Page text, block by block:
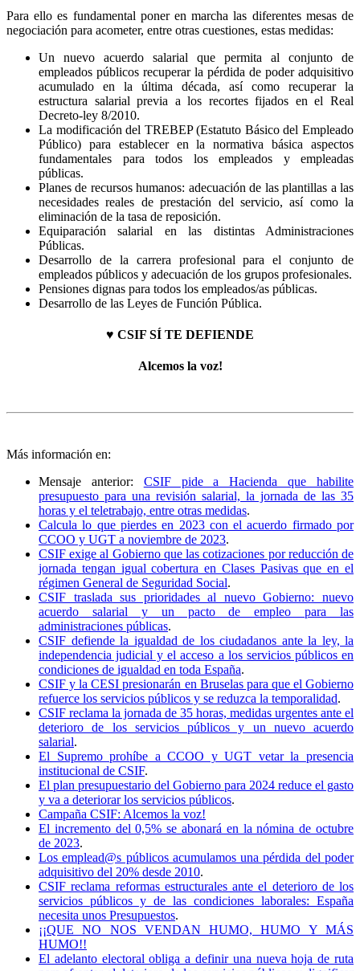
Para ello es fundamental poner en marcha las diferentes mesas de
negociación para acometer, entre otras cuestiones, estas medidas:
Un nuevo acuerdo salarial que permita al conjunto de
empleados públicos recuperar la pérdida de poder adquisitivo
acumulado en la última década, así como recuperar la
estructura salarial previa a los recortes fijados en el Real
Decreto-ley 8/2010.
La modificación del TREBEP (Estatuto Básico del Empleado
Público) para establecer en la normativa básica aspectos
fundamentales para todos los empleados y empleadas
públicas.
Planes de recursos humanos: adecuación de las plantillas a las
necesidades reales de prestación del servicio, así como la
eliminación de la tasa de reposición.
Equiparación salarial en las distintas Administraciones
Públicas.
Desarrollo de la carrera profesional para el conjunto de
empleados públicos y adecuación de los grupos profesionales.
Pensiones dignas para todos los empleados/as públicas.
Desarrollo de las Leyes de Función Pública.
♥ CSIF SÍ TE DEFIENDE
Alcemos la voz!
Más información en:
Mensaje anterior: CSIF pide a Hacienda que habilite
presupuesto para una revisión salarial, la jornada de las 35
horas y el teletrabajo, entre otras medidas.
Calcula lo que pierdes en 2023 con el acuerdo firmado por
CCOO y UGT a noviembre de 2023.
CSIF exige al Gobierno que las cotizaciones por reducción de
jornada tengan igual cobertura en Clases Pasivas que en el
régimen General de Seguridad Social.
CSIF traslada sus prioridades al nuevo Gobierno: nuevo
acuerdo salarial y un pacto de empleo para las
administraciones públicas.
CSIF defiende la igualdad de los ciudadanos ante la ley, la
independencia judicial y el acceso a los servicios públicos en
condiciones de igualdad en toda España.
CSIF y la CESI presionarán en Bruselas para que el Gobierno
refuerce los servicios públicos y se reduzca la temporalidad.
CSIF reclama la jornada de 35 horas, medidas urgentes ante el
deterioro de los servicios públicos y un nuevo acuerdo
salarial.
El Supremo prohíbe a CCOO y UGT vetar la presencia
institucional de CSIF.
El plan presupuestario del Gobierno para 2024 reduce el gasto
y va a deteriorar los servicios públicos.
Campaña CSIF: Alcemos la voz!
El incremento del 0,5% se abonará en la nómina de octubre
de 2023.
Los emplead@s públicos acumulamos una pérdida del poder
adquisitivo del 20% desde 2010.
CSIF reclama reformas estructurales ante el deterioro de los
servicios públicos y de las condiciones laborales: España
necesita unos Presupuestos.
¡¡QUE NO NOS VENDAN HUMO, HUMO Y MÁS
HUMO!!
El adelanto electoral obliga a definir una nueva hoja de ruta